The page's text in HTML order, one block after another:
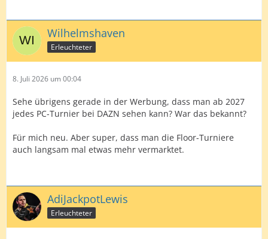
Wilhelmshaven
Erleuchteter
8. Juli 2026 um 00:04
Sehe übrigens gerade in der Werbung, dass man ab 2027
jedes PC-Turnier bei DAZN sehen kann? War das bekannt?
Für mich neu. Aber super, dass man die Floor-Turniere
auch langsam mal etwas mehr vermarktet.
AdiJackpotLewis
Erleuchteter